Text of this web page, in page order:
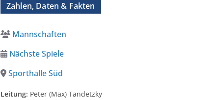
Zahlen, Daten & Fakten
Mannschaften
Nächste Spiele
Sporthalle Süd
Leitung: Peter (Max) Tandetzky